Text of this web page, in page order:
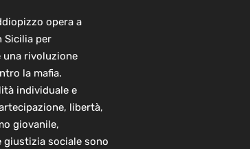
opera a
Sicilia per
una rivoluzione
la mafia.
individuale e
libertà,
giovanile,
giustizia sociale sono